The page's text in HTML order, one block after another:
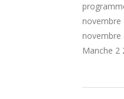
novembre
novembre
Manche 2